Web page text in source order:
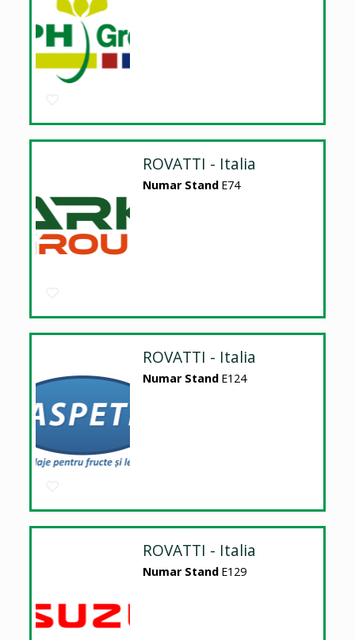
ROVATTI - Italia
Numar Stand E74
ROVATTI - Italia
Numar Stand E124
ROVATTI - Italia
Numar Stand E129